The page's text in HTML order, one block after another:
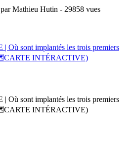
par Mathieu Hutin - 29858 vues